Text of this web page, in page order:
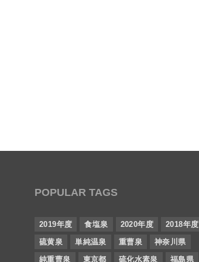
POPULAR TAGS
2019年度 食塩泉 2020年度
2018年度
硫黄泉
単純温泉 重曹泉
神奈川県
純重曹泉
東京都 硫化水素泉 福島県